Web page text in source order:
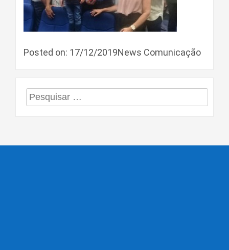
Posted on: 17/12/2019News Comunicação
Pesquisar
por: